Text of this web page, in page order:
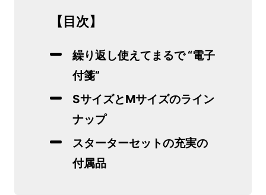
【目次】
繰り返し使えてまるで “電子
付箋”
SサイズとMサイズのライン
ナップ
スターターセットの充実の
付属品